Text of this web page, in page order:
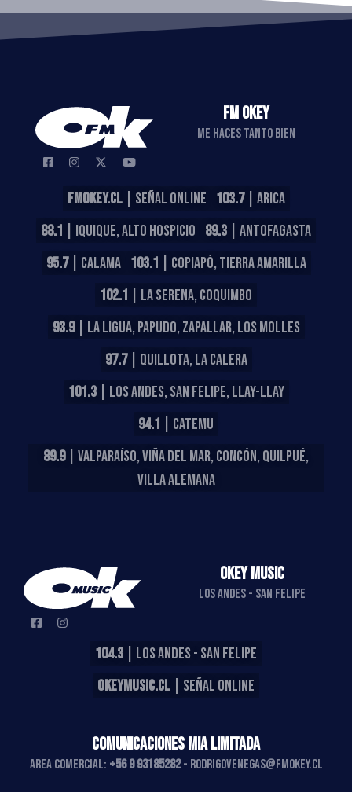
FM OKEY
ME HACES TANTO BIEN
FMOKEY.CL| SEÑAL ONLINE 103.7| ARICA
88.1 | IQUIQUE, ALTO HOSPICIO 89.3 | ANTOFAGASTA
95.7| CALAMA 103.1 | COPIAPÓ, TIERRA AMARILLA
102.1 | LA SERENA, COQUIMBO
93.9| LA LIGUA, PAPUDO, ZAPALLAR, LOS MOLLES
97.7| QUILLOTA, LA CALERA
101.3| LOS ANDES, SAN FELIPE, LLAY-LLAY
94.1 | CATEMU
89.9| VALPARAÍSO, VIÑA DEL MAR, CONCÓN, QUILPUÉ,
VILLA ALEMANA
OKEY MUSIC
LOS ANDES - SAN FELIPE
104.3 | LOS ANDES - SAN FELIPE
OKEYMUSIC.CL | SEÑAL ONLINE
COMUNICACIONES MIA LIMITADA
AREA COMERCIAL: +56 9 93185282- rodrigovenegas@fmokey.cl